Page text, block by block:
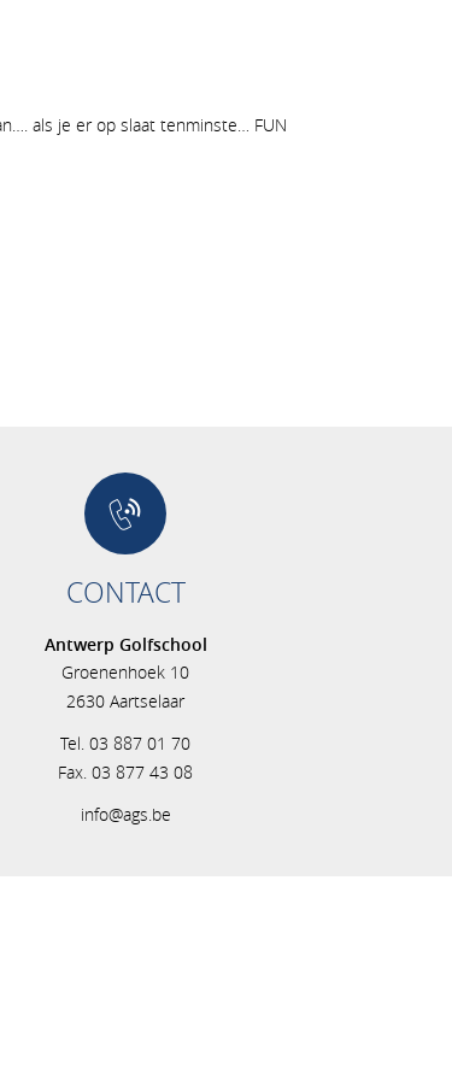
als je er op slaat tenminste… FUN
CONTACT
Antwerp Golfschool
Groenenhoek 10
2630 Aartselaar
Tel. 03 887 01 70
Fax. 03 877 43 08
info@ags.be